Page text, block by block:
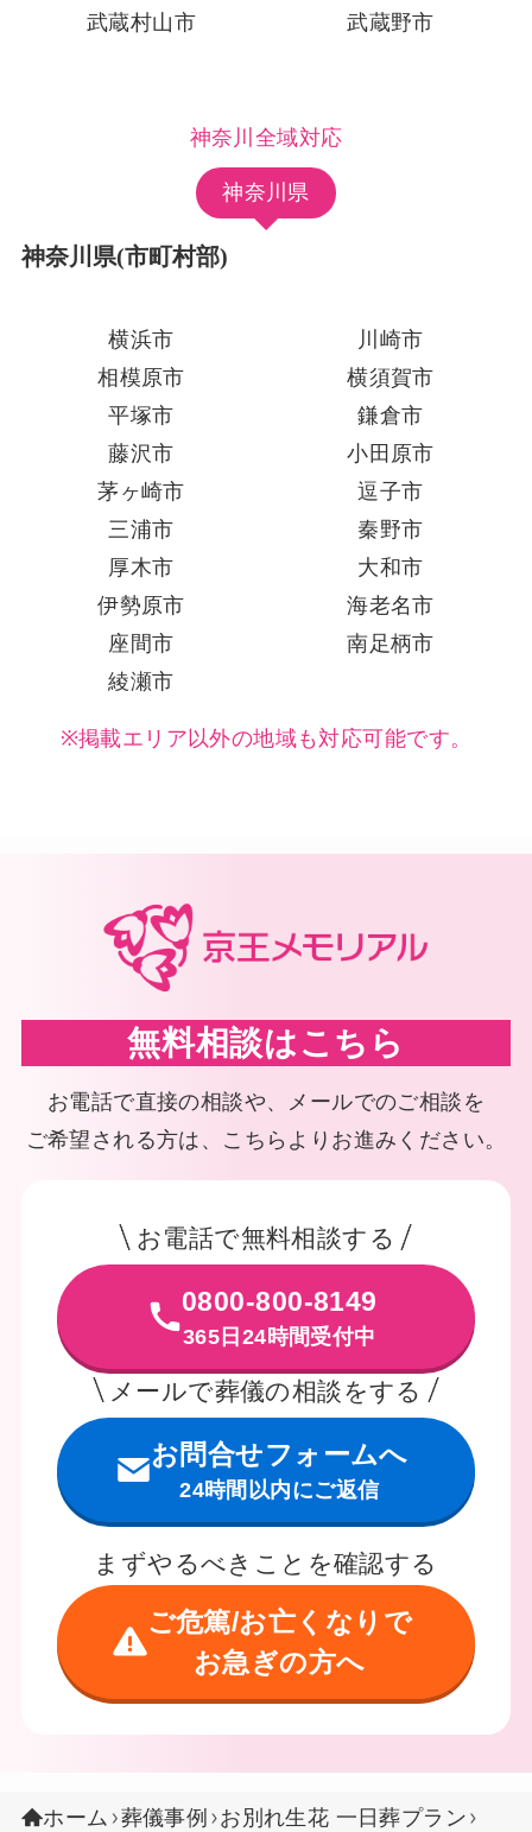
武蔵村山市 武蔵野市
神奈川全域対応
神奈川県
神奈川県(市町村部)
横浜市
川崎市
相模原市
横須賀市
平塚市
鎌倉市
藤沢市
小田原市
茅ヶ崎市
逗子市
三浦市
秦野市
厚木市
大和市
伊勢原市
海老名市
座間市
南足柄市
綾瀬市
※掲載エリア以外の地域も対応可能です。
無料相談はこちら
お電話で直接の相談や、メールでのご相談を
ご希望される方は、こちらよりお進みください。
お電話で無料相談する
0800-800-8149
365日24時間受付中
メールで葬儀の相談をする
お問合せフォームへ
24時間以内にご返信
まずやるべきことを確認する
ご危篤/お亡くなりで
お急ぎの方へ
ホーム 葬儀事例 お別れ生花 一日葬プラン